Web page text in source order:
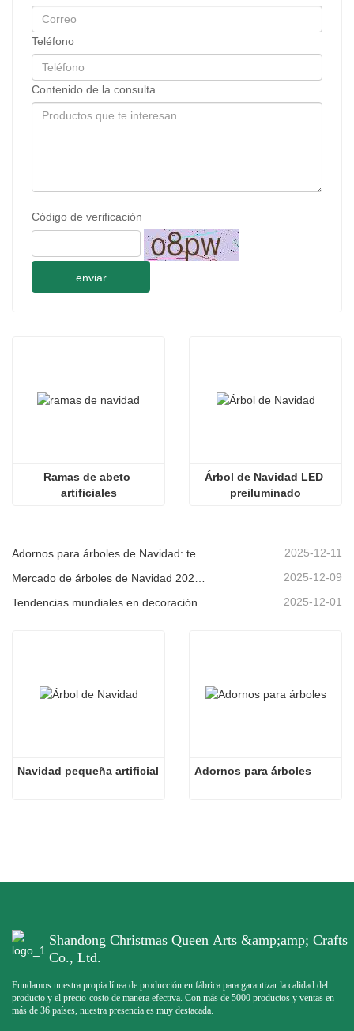
Teléfono
Contenido de la consulta
Código de verificación
enviar
Ramas de abeto
artificiales
Árbol de Navidad LED
preiluminado
2025-12-11
2025-12-09
Tendencias mundiales en decoración navideña y por qué Christmas Queen sigue liderando el mercado 2025-12-01
Navidad pequeña artificial Adornos para árboles
Shandong Christmas Queen Arts &amp;amp; Crafts
Co., Ltd.
Fundamos nuestra propia línea de producción en fábrica para garantizar la calidad del
producto y el precio-costo de manera efectiva. Con más de 5000 productos y ventas en
más de 36 países, nuestra presencia es muy destacada.